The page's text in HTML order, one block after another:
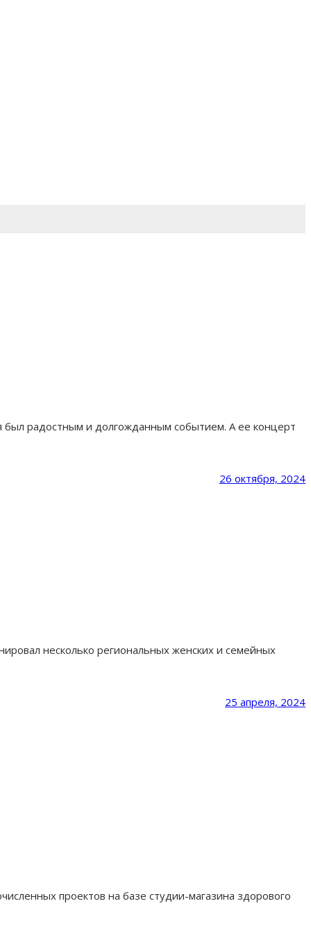
был радостным и долгожданным событием. А ее концерт
26 октября, 2024
несколько региональных женских и семейных
25 апреля, 2024
проектов на базе студии-магазина здорового